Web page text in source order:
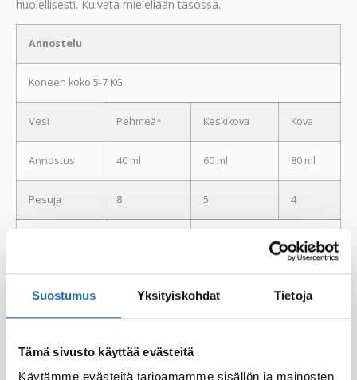
Suostumus Yksityiskohdat Tietoja
Tämä sivusto käyttää evästeitä
Käytämme evästeitä tarjoamamme sisällön ja mainosten
huolellisesti. Kuivata mielellään tasossa.
Annostelu
Koneen koko 5-7 KG
Vesi Pehmeä* Keskikova Kova
Annostus 40 ml 60 ml 80 ml
Pesuja 8 5 4
* Suomen yleisin vesityyppi
INCI:TEA C13-17 sec. Alkaanisulfonaatti , Cocamide MEA,
Akryylikopolymeeri, Fenoxietanoli.